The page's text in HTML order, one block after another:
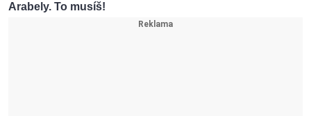
Arabely. To musíš!